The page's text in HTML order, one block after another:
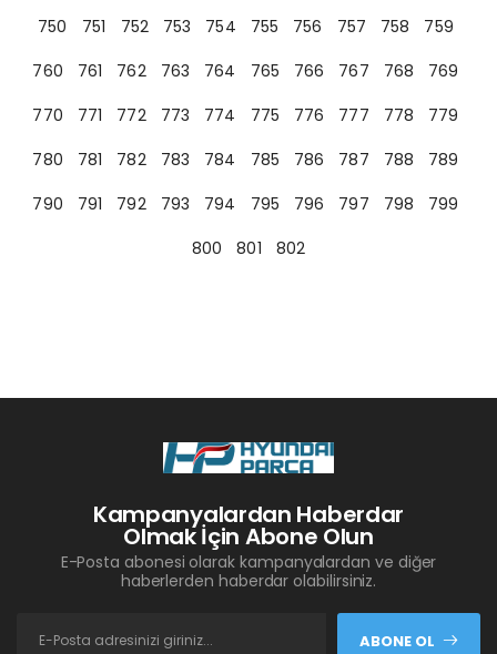
750
751 752 753 754 755 756 757 758
759
760
761 762 763 764 765 766 767 768
769
770
771 772 773 774 775 776 777 778
779
780
781 782 783 784 785 786 787 788
789
790
791 792 793 794 795 796 797 798
799
800
801 802
Kampanyalardan Haberdar
Olmak İçin Abone Olun
E-Posta abonesi olarak kampanyalardan ve diğer
haberlerden haberdar olabilirsiniz.
ABONE OL